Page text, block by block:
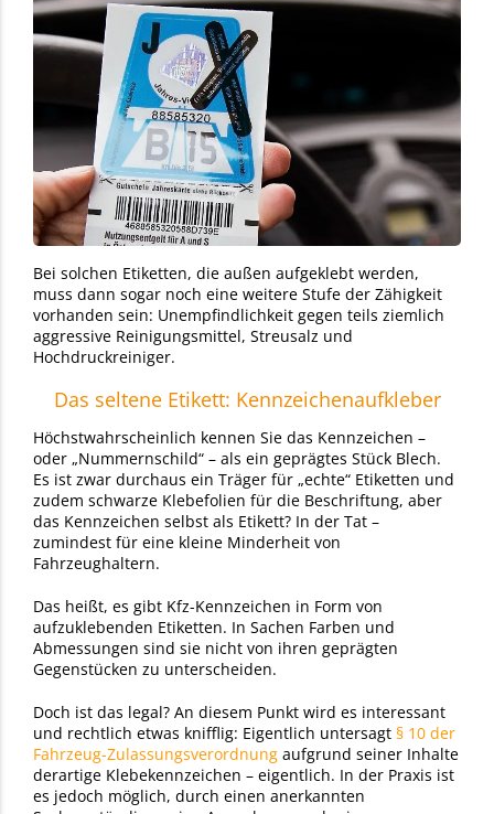
Bei solchen Etiketten, die außen aufgeklebt werden,
muss dann sogar noch eine weitere Stufe der Zähigkeit
vorhanden sein: Unempfindlichkeit gegen teils ziemlich
aggressive Reinigungsmittel, Streusalz und
Hochdruckreiniger.
Das seltene Etikett: Kennzeichenaufkleber
Höchstwahrscheinlich kennen Sie das Kennzeichen –
oder „Nummernschild“ – als ein geprägtes Stück Blech.
Es ist zwar durchaus ein Träger für „echte“ Etiketten und
zudem schwarze Klebefolien für die Beschriftung, aber
das Kennzeichen selbst als Etikett? In der Tat –
zumindest für eine kleine Minderheit von
Fahrzeughaltern.
Das heißt, es gibt Kfz-Kennzeichen in Form von
aufzuklebenden Etiketten. In Sachen Farben und
Abmessungen sind sie nicht von ihren geprägten
Gegenstücken zu unterscheiden.
Doch ist das legal? An diesem Punkt wird es interessant
und rechtlich etwas knifflig: Eigentlich untersagt § 10 der
Fahrzeug-Zulassungsverordnung aufgrund seiner Inhalte
derartige Klebekennzeichen – eigentlich. In der Praxis ist
es jedoch möglich, durch einen anerkannten